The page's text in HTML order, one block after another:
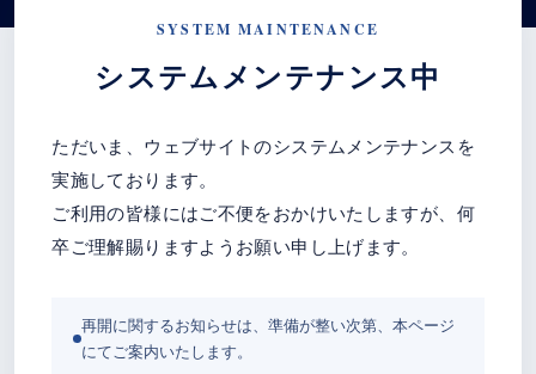
SYSTEM MAINTENANCE
システムメンテナンス中
ただいま、ウェブサイトのシステムメンテナンスを
実施しております。
ご利用の皆様にはご不便をおかけいたしますが、何
卒ご理解賜りますようお願い申し上げます。
再開に関するお知らせは、準備が整い次第、本ページ
にてご案内いたします。